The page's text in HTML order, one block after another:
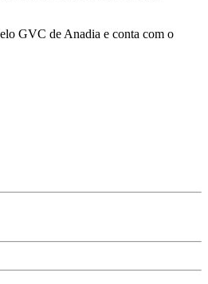
GVC de Anadia e conta com o